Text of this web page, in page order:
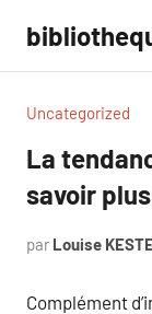
contenu
Uncategorized
La
savoir
par Louise
Complément